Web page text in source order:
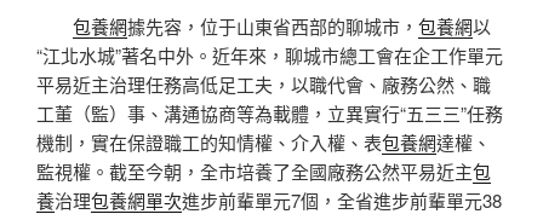
包養網據先容，位于山東省西部的聊城市， 包養網以
“江北水城”著名中外。近年來，聊城市總工會在企工作單元
平易近主治理任務高低足工夫，以職代會、廠務公然、職
工董（監）事、溝通協商等為載體，立異實行“五三三”任務
機制，實在保證職工的知情權、介入權、表包養網達權、
監視權。截至今朝，全市培養了全國廠務公然平易近主包
養治理包養網單次進步前輩單元7個，全省進步前輩單元38